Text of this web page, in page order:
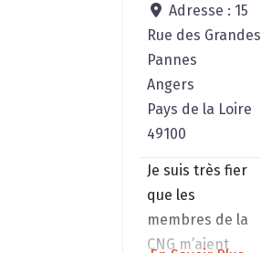
Adresse : 15
Rue des Grandes
Pannes
Angers
Pays de la Loire
49100
Je suis très fier
que les
membres de la
CNG m’aient